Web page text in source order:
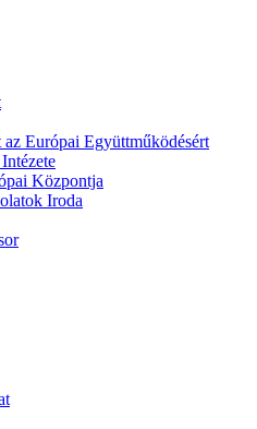
Európai Együttműködésért
Központja
Iroda